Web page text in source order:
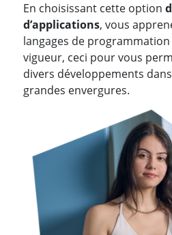
En choisissant cette option
d’applications, vous
langages de
vigueur, ceci pour vous
divers développements
grandes envergures.